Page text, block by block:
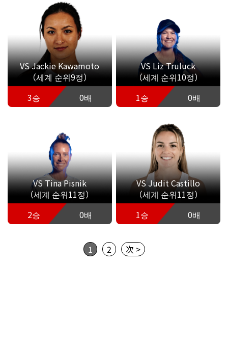
VS Jackie Kawamoto
（세계 순위9정）
3승
0배
VS Liz Truluck
（세계 순위10정）
1승
0배
VS Tina Pisnik
（세계 순위11정）
2승
0배
VS Judit Castillo
（세계 순위11정）
1승
0배
1 2 次 >